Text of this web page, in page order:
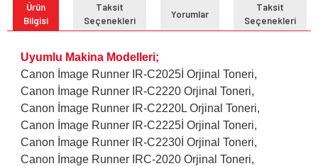
Ürün
Bilgisi
Taksit
Seçenekleri
Yorumlar
Taksit
Seçenekleri
Uyumlu Makina Modelleri;
Canon İmage Runner IR-C2025İ Orjinal Toneri,
Canon İmage Runner IR-C2220 Orjinal Toneri,
Canon İmage Runner IR-C2220L Orjinal Toneri,
Canon İmage Runner IR-C2225İ Orjinal Toneri,
Canon İmage Runner IR-C2230İ Orjinal Toneri,
Canon İmage Runner IRC-2020 Orjinal Toneri,